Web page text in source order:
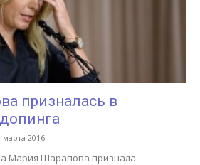
призналась в
марта 2016
Мария Шарапова признала